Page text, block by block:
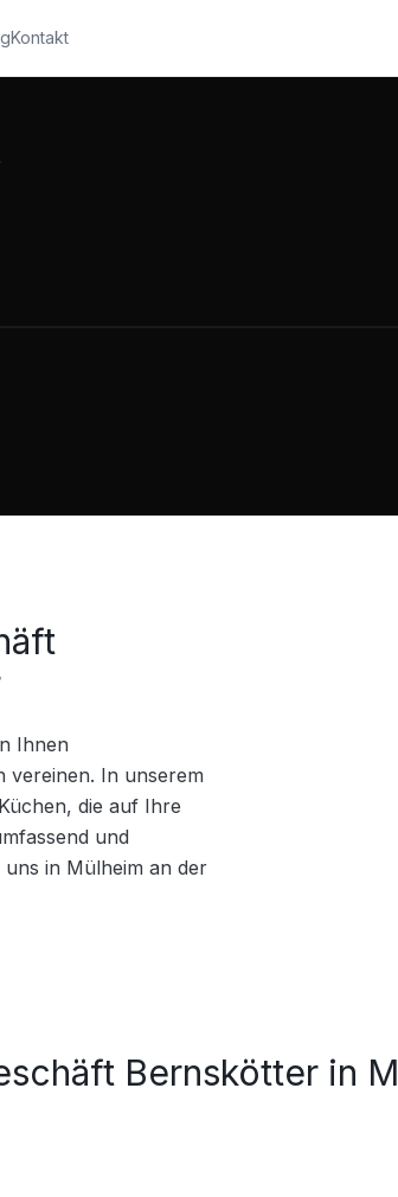
Kontakt
Ihnen
vereinen. In unserem
die auf Ihre
und
in Mülheim an der
Bernskötter in